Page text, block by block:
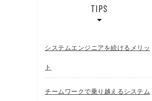
TIPS
システムエンジニアを続けるメリッ
ト
チームワークで乗り越えるシステム